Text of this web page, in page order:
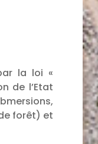
la loi «
de l’Etat
forêt) et